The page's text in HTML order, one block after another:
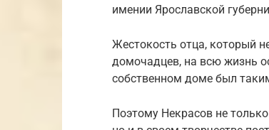
имении Ярославской
Жестокость отца, который
домочадцев, на всю жизнь
собственном доме был
Поэтому Некрасов не